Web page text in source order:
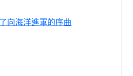
向海洋進軍的序曲